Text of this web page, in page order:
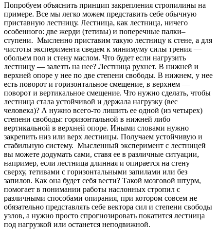
Попробуем объяснить принцип закрепления стропилины на
примере. Все мы легко можем представить себе обычную
приставную лестницу. Лестница, как лестница, ничего
особенного: две жерди (тетивы) и поперечные палки–
ступени. Мысленно приставим такую лестницу к стене, а для
чистоты эксперимента сведем к минимуму силы трения —
обольем пол и стену маслом. Что будет если нагрузить
лестницу — залезть на нее? Лестница рухнет. В нижней и
верхней опоре у нее по две степени свободы. В нижнем, у нее
есть поворот и горизонтальное смещение, в верхнем —
поворот и вертикальное смещение. Что нужно сделать, чтобы
лестница стала устойчивой и держала нагрузку (вес
человека)? А нужно всего-то лишить ее одной (из четырех)
степени свободы: горизонтальной в нижней либо
вертикальной в верхней опоре. Иными словами нужно
закрепить низ или верх лестницы. Получаем устойчивую и
стабильную систему. Мысленный эксперимент с лестницей
вы можете додумать сами, ставя ее в различные ситуации,
например, если лестница длинная и опирается на стену
сверху, тетивами с горизонтальными запилами или без
запилов. Как она будет себя вести? Такой мозговой штурм,
помогает в понимании работы наслонных стропил с
различными способами опирания, при котором совсем не
обязательно представлять себе вектора сил и степени свободы
узлов, а нужно просто спрогнозировать покатится лестница
под нагрузкой или останется неподвижной.